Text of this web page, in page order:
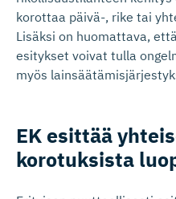
korottaa päivä-, rike tai
Lisäksi on huomattava,
esitykset voivat tulla
myös
EK esittää
korotuksista